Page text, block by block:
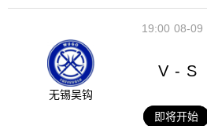
08-09
19:00
无锡吴钩
V - S
即将开始